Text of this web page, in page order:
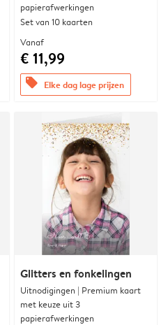
papierafwerkingen
Set van 10 kaarten
Vanaf
€ 11,99
offers Elke dag lage prijzen
Glitters en fonkelingen
Uitnodigingen | Premium kaart
met keuze uit 3
papierafwerkingen